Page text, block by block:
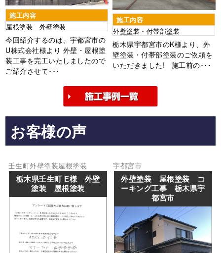
施工内容
屋根塗装 外壁塗装
今回紹介するのは、宇都宮市の
U株式会社様より 外壁・屋根塗
装工事を完工いたしましたので
ご紹介させて･･･
施工内容
外壁塗装・付帯部塗装
栃木県宇都宮市のK様より、外
壁塗装・付帯部塗装のご依頼を
いただきました! 施工前の･･･
お客様の声
壬生町外壁塗装屋根塗装
栃木県壬生町 E様 外壁
塗装 屋根塗装
宇都宮市
外壁塗装 屋根塗装 コ
ーキング工事 栃木県宇
都宮市